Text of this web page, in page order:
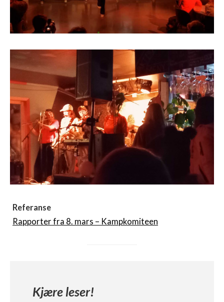
Referanse
Rapporter fra 8. mars – Kampkomiteen
Kjære leser!